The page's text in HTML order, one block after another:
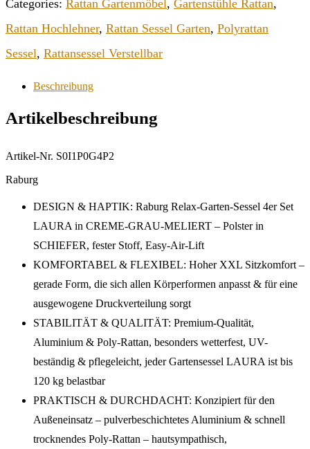
Categories: Rattan Gartenmöbel, Gartenstühle Rattan,
Rattan Hochlehner, Rattan Sessel Garten, Polyrattan
Sessel, Rattansessel Verstellbar
Beschreibung
Artikelbeschreibung
Artikel-Nr. S0I1P0G4P2
Raburg
DESIGN & HAPTIK: Raburg Relax-Garten-Sessel 4er Set
LAURA in CREME-GRAU-MELIERT – Polster in
SCHIEFER, fester Stoff, Easy-Air-Lift
KOMFORTABEL & FLEXIBEL: Hoher XXL Sitzkomfort –
gerade Form, die sich allen Körperformen anpasst & für eine
ausgewogene Druckverteilung sorgt
STABILITÄT & QUALITÄT: Premium-Qualität,
Aluminium & Poly-Rattan, besonders wetterfest, UV-
beständig & pflegeleicht, jeder Gartensessel LAURA ist bis
120 kg belastbar
PRAKTISCH & DURCHDACHT: Konzipiert für den
Außeneinsatz – pulverbeschichtetes Aluminium & schnell
trocknendes Poly-Rattan – hautsympathisch,